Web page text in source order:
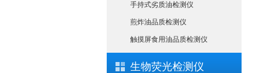
手持式劣质油检测仪
煎炸油品质检测仪
触摸屏食用油品质检测仪
生物荧光检测仪